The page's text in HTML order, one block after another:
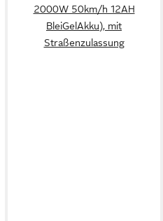
2000W 50km/h 12AH
BleiGelAkku), mit
Straßenzulassung